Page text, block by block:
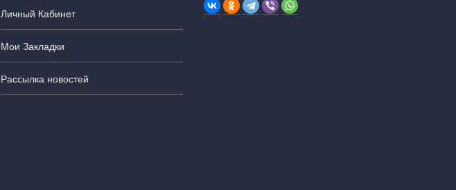
Личный Кабинет
Мои Закладки
Рассылка новостей